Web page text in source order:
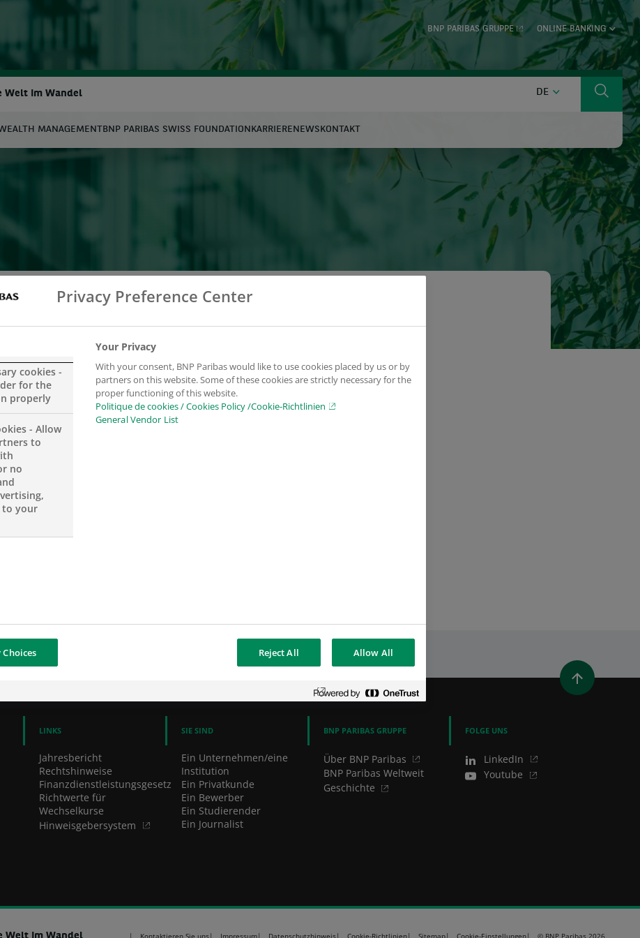
BNP PARIBAS GRUPPE ONLINE BANKING
Welt Im Wandel DE DEUTSCH Suche
MANAGEMENTBNP PARIBAS SWISS FOUNDATION KARRIERE NEWS KONTAKT
Paribas (Suisse) SA
report 2015
AUF FACEBOOK TEILEN (ÖFFNET EIN NEUES FENSTER)
AUF TWITTER TEILEN (ÖFFNET EIN NEUES FENSTER)
AUF LINKEDIN TEILEN (ÖFFNET EIN NEUES FENSTER)
PER E-MAIL TEILEN
LINKS
Jahresbericht
Rechtshinweise
Finanzdienstleistungsgesetz
Richtwerte für
Wechselkurse
Hinweisgebersystem
SIE SIND
Ein Unternehmen/eine
Institution
Ein Privatkunde
Ein Bewerber
Ein Studierender
Ein Journalist
BNP PARIBAS GRUPPE
Über BNP Paribas
BNP Paribas Weltweit
Geschichte
FOLGE UNS
LinkedIn
Youtube
Privacy Preference Center
cookies -
for the
properly
- Allow
to
no
to your
Your Privacy
With your consent, BNP Paribas would like to use cookies placed by us or by
partners on this website. Some of these cookies are strictly necessary for the
proper functioning of this website.
Politique de cookies / Cookies Policy /Cookie-Richtlinien
General Vendor List
Reject All Allow All